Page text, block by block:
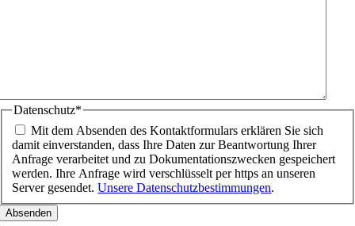
Datenschutz*
Mit dem Absenden des Kontaktformulars erklären Sie sich
damit einverstanden, dass Ihre Daten zur Beantwortung Ihrer
Anfrage verarbeitet und zu Dokumentationszwecken gespeichert
werden. Ihre Anfrage wird verschlüsselt per https an unseren
Server gesendet.Unsere Datenschutzbestimmungen.